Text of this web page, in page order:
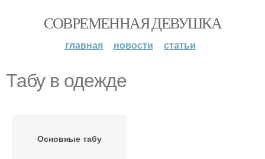
СОВРЕМЕННАЯ ДЕВУШКА
главная новости статьи
Табу в одежде
Основные табу